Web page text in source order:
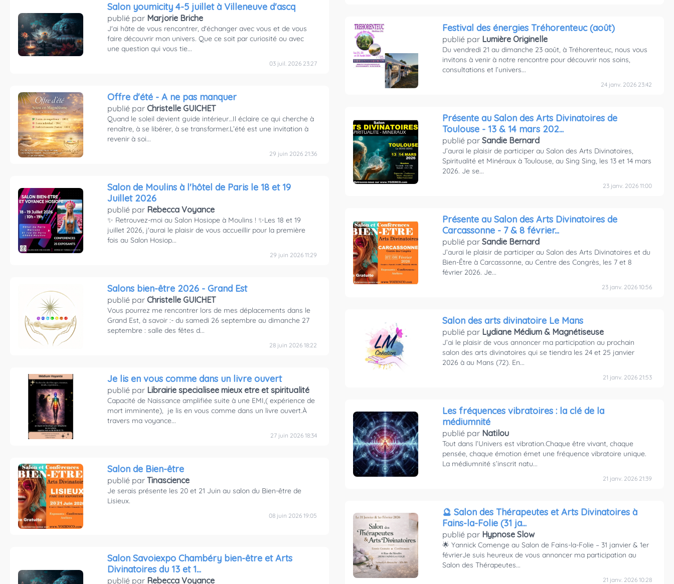
Salon youmicity 4-5 juillet à Villeneuve d'ascq
publié par Marjorie Briche
J'ai hâte de vous rencontrer, d'échanger avec vous et de vous
faire découvrir mon univers. Que ce soit par curiosité ou avec
une question qui vous tie...
03 juil. 2026 23:27
Offre d'été - A ne pas manquer
publié par Christelle GUICHET
​Quand le soleil devient guide intérieur…Il éclaire ce qui cherche à
renaître, à se libérer, à se transformer.L’été est une invitation à
revenir à soi...
29 juin 2026 21:36
Salon de Moulins à l'hôtel de Paris le 18 et 19
Juillet 2026
publié par Rebecca Voyance
✨ Retrouvez-moi au Salon Hosiope à Moulins ! ✨Les 18 et 19
juillet 2026, j'aurai le plaisir de vous accueillir pour la première
fois au Salon Hosiop...
29 juin 2026 11:29
Salons bien-être 2026 - Grand Est
publié par Christelle GUICHET
Vous pourrez me rencontrer lors de mes déplacements dans le
Grand Est, à savoir :- du samedi 26 septembre au dimanche 27
septembre : salle des fêtes d...
28 juin 2026 18:22
Je lis en vous comme dans un livre ouvert
publié par Librairie specialisee mieux etre et spiritualité
Capacité de Naissance amplifiée suite à une EMI,( expérience de
mort imminente), je lis en vous comme dans un livre ouvert.À
travers ma voyance...
27 juin 2026 18:34
Salon de Bien-être
publié par Tinascience
Je serais présente les 20 et 21 Juin au salon du Bien-être de
Lisieux.
08 juin 2026 19:05
Salon Savoiexpo Chambéry bien-être et Arts
Divinatoires du 13 et 1...
publié par Rebecca Voyance
Festival des énergies Tréhorenteuc (août)
publié par Lumière Originelle
Du vendredi 21 au dimanche 23 août, à Tréhorenteuc, nous vous
invitons à venir à notre rencontre pour découvrir nos soins,
consultations et l’univers...
24 janv. 2026 23:42
Présente au Salon des Arts Divinatoires de
Toulouse - 13 & 14 mars 202...
publié par Sandie Bernard
J’aurai le plaisir de participer au Salon des Arts Divinatoires,
Spiritualité et Minéraux à Toulouse, au Sing Sing, les 13 et 14 mars
2026. Je se...
23 janv. 2026 11:00
Présente au Salon des Arts Divinatoires de
Carcassonne - 7 & 8 février...
publié par Sandie Bernard
J’aurai le plaisir de participer au Salon des Arts Divinatoires et du
Bien-Être à Carcassonne, au Centre des Congrès, les 7 et 8
février 2026. Je...
23 janv. 2026 10:56
Salon des arts divinatoire Le Mans
publié par Lydiane Médium & Magnétiseuse
J’ai le plaisir de vous annoncer ma participation au prochain
salon des arts divinatoires qui se tiendra les 24 et 25 janvier
2026 à au Mans (72). En...
21 janv. 2026 21:53
Les fréquences vibratoires : la clé de la
médiumnité
publié par Natilou
Tout dans l’Univers est vibration.Chaque être vivant, chaque
pensée, chaque émotion émet une fréquence vibratoire unique.
La médiumnité s’inscrit natu...
21 janv. 2026 21:39
🔮 Salon des Thérapeutes et Arts Divinatoires à
Fains-la-Folie (31 ja...
publié par Hypnose Slow
🌟 Yannick Comenge au Salon de Fains-la-Folie – 31 janvier & 1er
févrierJe suis heureux de vous annoncer ma participation au
Salon des Thérapeutes...
21 janv. 2026 10:28